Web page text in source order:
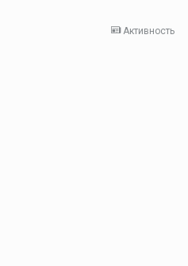
Активность